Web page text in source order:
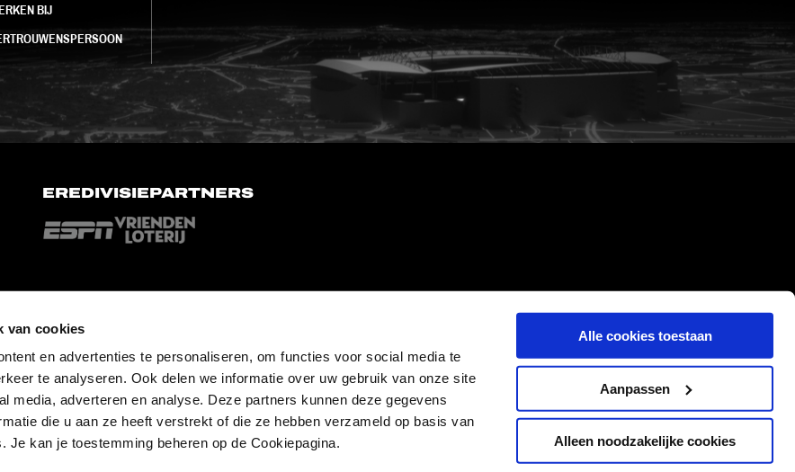
van cookies
en advertenties te personaliseren, om functies voor social media te
te analyseren. Ook delen we informatie over uw gebruik van onze site
media, adverteren en analyse. Deze partners kunnen deze gegevens
die u aan ze heeft verstrekt of die ze hebben verzameld op basis van
Je kan je toestemming beheren op de Cookiepagina.
Alle cookies toestaan
Aanpassen
Alleen noodzakelijke cookies
BIJ
EREDIVISIEPARTNERS